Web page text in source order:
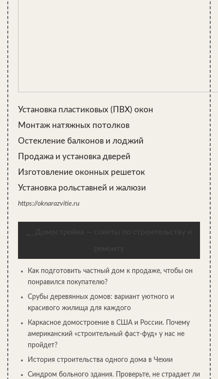
к стояку его нужно располагать. Унитаз
желательно монтировать в непосредственной
близости от вертикальной трубы большого
Трубная разводка
Определившись, какие приборы у нас будут стоять, и как мы
их планируем монтировать, можно приступать к прокладке
системы труб. Делать это лучше всего до начала отделки: так
и процесс будет менее трудоемким, и маскировка элементов
канализации не потребует больших затрат.
Схема подключения слива из раковины
Установка пластиковых (ПВХ) окон
Монтаж натяжных потолков
Остекление балконов и лоджий
Продажа и установка дверей
Изготовление оконных решеток
Установка рольставней и жалюзи
https://oknarazvitie.ru
Домостройка — советы по строительству и
ремонту
Как подготовить частный дом к продаже, чтобы он
понравился покупателю?
Срубы деревянных домов: вариант уютного и
красивого жилища для каждого
Каркасное домостроение в США и России. Почему
американский «строительный фаст-фуд» у нас не
пройдет?
История строительства одного дома в Чехии
Синдром больного здания. Проверьте, не страдает ли